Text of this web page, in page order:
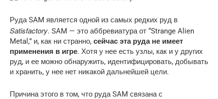
Руда SAM является одной из самых редких руд в
Satisfactory. SAM — это аббревиатура от “Strange Alien
Metal,” и, как ни странно, сейчас эта руда не имеет
применения в игре. Хотя у нее есть узлы, как и у других
руд, и ее можно обнаружить, идентифицировать, добывать
и хранить, у нее нет никакой дальнейшей цели.
Причина этого в том, что руда SAM связана с